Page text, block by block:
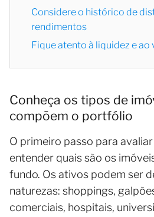
Considere o histórico de
rendimentos
Fique atento à liquidez e
Conheça os tipos de
compõem o portfólio
O primeiro passo para
entender quais são os
fundo. Os ativos podem ser
naturezas: shoppings,
comerciais, hospitais,